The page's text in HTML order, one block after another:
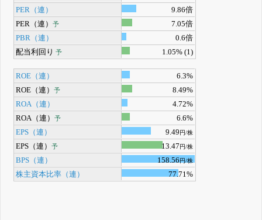
PER（連）
9.86倍
PER（連）予
7.05倍
PBR（連）
0.6倍
配当利回り 予 1.05% (1)
ROE（連）
6.3%
ROE（連）予
8.49%
ROA（連）
4.72%
ROA（連）予
6.6%
EPS（連）
9.49円/株
EPS（連）予 13.47円/株
BPS（連） 158.56円/株
株主資本比率（連） 77.71%